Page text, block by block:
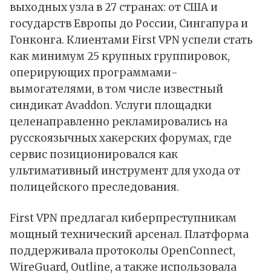
выходных узла в 27 странах: от США и
государств Европы до России, Сингапура и
Гонконга. Клиентами First VPN успели стать
как минимум 25 крупных группировок,
оперирующих программами-
вымогателями, в том числе известный
синдикат Avaddon. Услуги площадки
целенаправленно рекламировались на
русскоязычных хакерских форумах, где
сервис позиционировался как
ультимативный инструмент для ухода от
полицейского преследования.
First VPN предлагал киберпреступникам
мощный технический арсенал. Платформа
поддерживала протоколы OpenConnect,
WireGuard, Outline, а также использовала